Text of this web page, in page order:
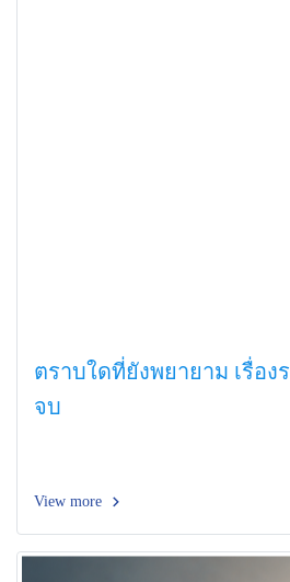
ตราบใดที่ยังพยายาม เรื่อง
จบ
View more